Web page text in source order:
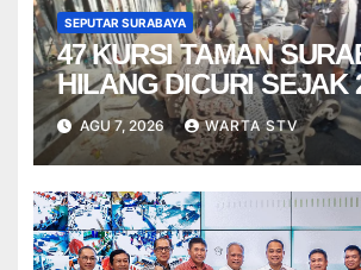
SEPUTAR SURABAYA
47 KURSI TAMAN
HILANG DICURI SEJAK
AGU 7, 2026 WARTA STV